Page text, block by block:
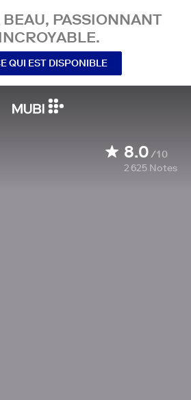
PASSIONNANT
QUI EST DISPONIBLE
8.0/10
2 625 Notes